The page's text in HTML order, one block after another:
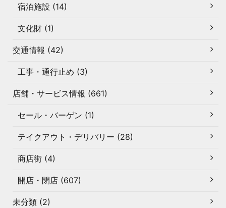
宿泊施設 (14)
文化財 (1)
交通情報 (42)
工事・通行止め (3)
店舗・サービス情報 (661)
セール・バーゲン (1)
テイクアウト・デリバリー (28)
商店街 (4)
開店・閉店 (607)
未分類 (2)